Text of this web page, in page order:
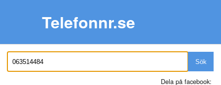
Telefonnr.se
Sök
Dela på facebook: